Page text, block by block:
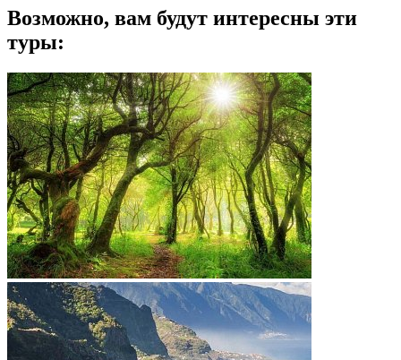
Возможно, вам будут интересны эти
туры: